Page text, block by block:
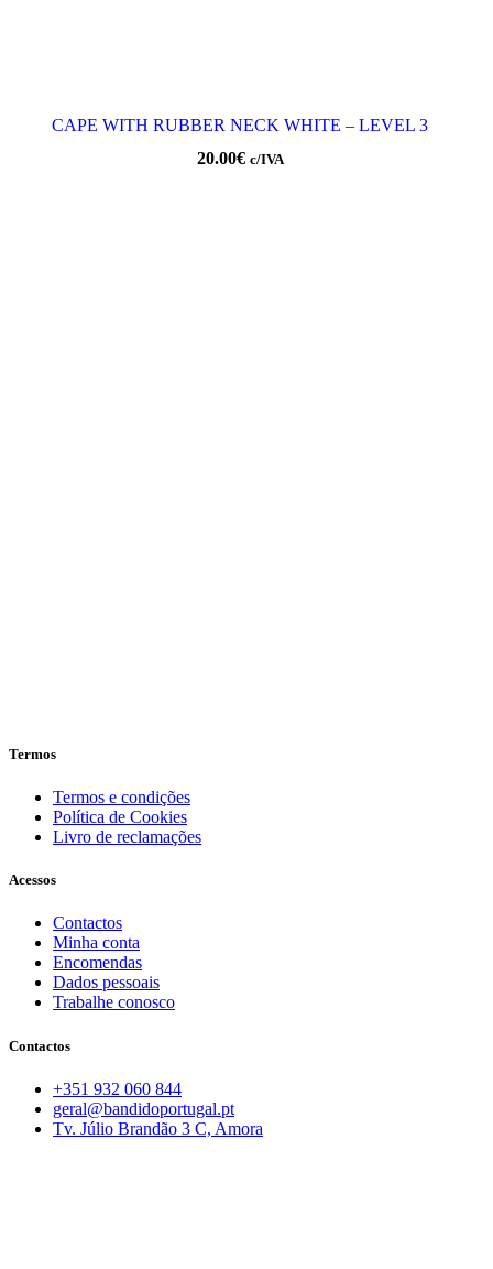
CAPE WITH RUBBER NECK WHITE – LEVEL 3
20.00€ c/IVA
Termos
Termos e condições
Política de Cookies
Livro de reclamações
Acessos
Contactos
Minha conta
Encomendas
Dados pessoais
Trabalhe conosco
Contactos
+351 932 060 844
geral@bandidoportugal.pt
Tv. Júlio Brandão 3 C, Amora